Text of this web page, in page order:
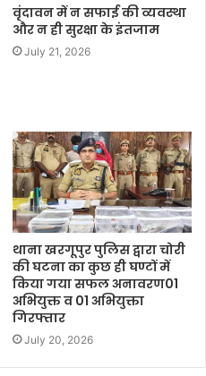
वृंदावन में न सफाई की व्यवस्था
और न ही सुरक्षा के इंतजाम
July 21, 2026
थाना खरगूपुर पुलिस द्वारा चोरी
की घटना का कुछ ही घण्टों में
किया गया सफल अनावरण01
अभियुक्त व 01 अभियुक्ता
गिरफ्तार
July 20, 2026